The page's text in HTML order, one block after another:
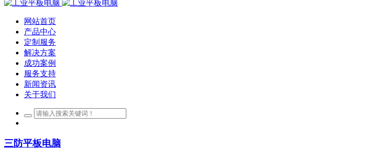
网站首页
产品中心
定制服务
解决方案
成功案例
服务支持
新闻资讯
关于我们
三防平板电脑